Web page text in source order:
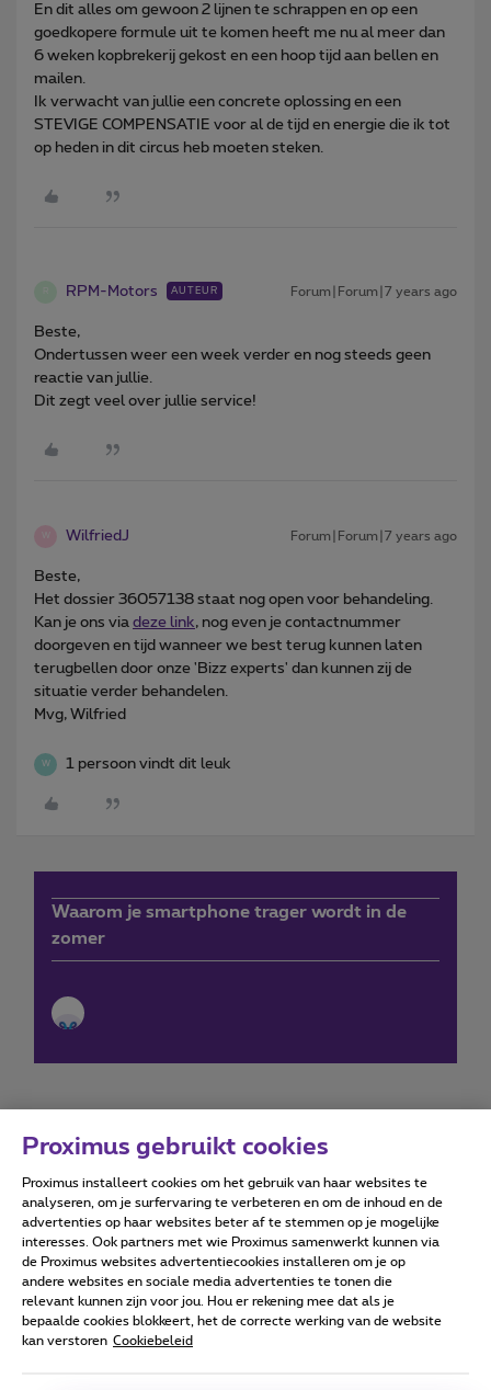
En dit alles om gewoon 2 lijnen te schrappen en op een
goedkopere formule uit te komen heeft me nu al meer dan
6 weken kopbrekerij gekost en een hoop tijd aan bellen en
mailen.
Ik verwacht van jullie een concrete oplossing en een
STEVIGE COMPENSATIE voor al de tijd en energie die ik tot
op heden in dit circus heb moeten steken.
RPM-Motors AUTEUR Forum|Forum|7 years ago
Beste,
Ondertussen weer een week verder en nog steeds geen
reactie van jullie.
Dit zegt veel over jullie service!
WilfriedJ Forum|Forum|7 years ago
Beste,
Het dossier 36057138 staat nog open voor behandeling.
Kan je ons via deze link, nog even je contactnummer
doorgeven en tijd wanneer we best terug kunnen laten
terugbellen door onze 'Bizz experts' dan kunnen zij de
situatie verder behandelen.
Mvg, Wilfried
W 1 persoon vindt dit leuk
Waarom je smartphone trager wordt in de
zomer
Forumvoorwaarden Accessibility statement
Alle rechten voorbehouden. © Proximus
Algemene voorwaarden, consumenteninfo
Proximus gebruikt cookies
Proximus installeert cookies om het gebruik van haar websites te
analyseren, om je surfervaring te verbeteren en om de inhoud en de
advertenties op haar websites beter af te stemmen op je mogelijke
interesses. Ook partners met wie Proximus samenwerkt kunnen via
de Proximus websites advertentiecookies installeren om je op
andere websites en sociale media advertenties te tonen die
relevant kunnen zijn voor jou. Hou er rekening mee dat als je
bepaalde cookies blokkeert, het de correcte werking van de website
kan verstoren Cookiebeleid